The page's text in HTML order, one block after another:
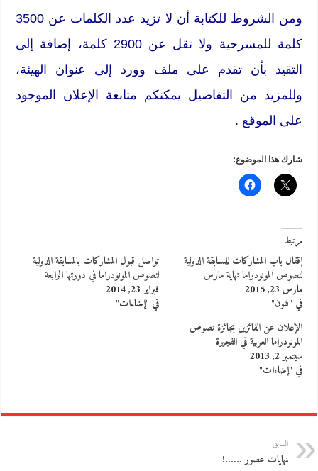
ومن الشروط للكتابة أن لا تزيد عدد الكلمات عن 3500
كلمة للمسرحية ولا تقل عن 2900 كلمة، إضافة إلى
التقيد بأن تقدم على ملف وورد إلى عنوان الهيئة،
وللمزيد من التفاصيل يمكنكم متابعة الإعلان الموجود
على الموقع .
شارك هذا الموضوع:
مرتبط
إقفال باب المشاركات للمسابقة الدولية
لنصوص المونودراما نهاية مارس
مارس 23, 2015
في "فنون"
تواصل قبول المشاركات بالمسابقة الدولية
لنصوص المونودراما في دورتها الرابعة
فبراير 23, 2014
في "إضاءات"
الإعلان عن الفائزين بجائزة نصوص
المونودراما العربية في الفجيرة
سبتمبر 2, 2013
في "إضاءات"
السابق
نهايات عصور ……!